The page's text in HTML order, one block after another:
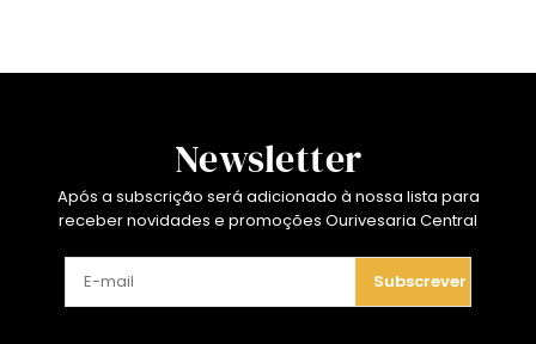
Newsletter
Após a subscrição será adicionado à nossa lista para
receber novidades e promoções Ourivesaria Central
Subscrever